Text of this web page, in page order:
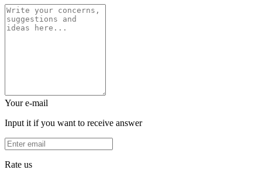
Your e-mail
Input it if you want to receive answer
Rate us